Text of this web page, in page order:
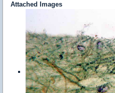
Attached Images